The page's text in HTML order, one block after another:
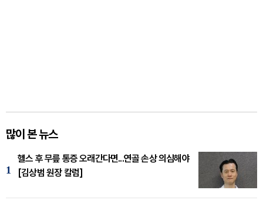
많이 본 뉴스
1
헬스 후 무릎 통증 오래간다면...연골 손상 의심해야
[김상범 원장 칼럼]